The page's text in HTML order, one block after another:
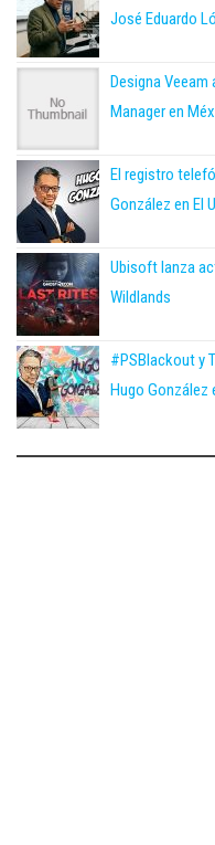
José Eduardo
Designa
Manager en
El registro
González en El
Ubisoft lanza
Wildlands
#PSBlackout y
Hugo González